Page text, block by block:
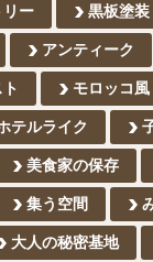
リー 黒板塗装
アンティーク
モロッコ風
テルライク
美食家の保存
集う空間
大人の秘密基地